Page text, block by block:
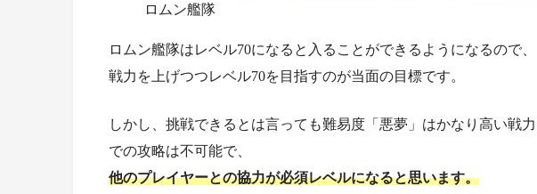
ロムン艦隊
ロムン艦隊はレベル70になると入ることができるようになるので、
戦力を上げつつレベル70を目指すのが当面の目標です。
しかし、挑戦できるとは言っても難易度「悪夢」はかなり高い戦
での攻略は不可能で、
他のプレイヤーとの協力が必須レベルになると思います。